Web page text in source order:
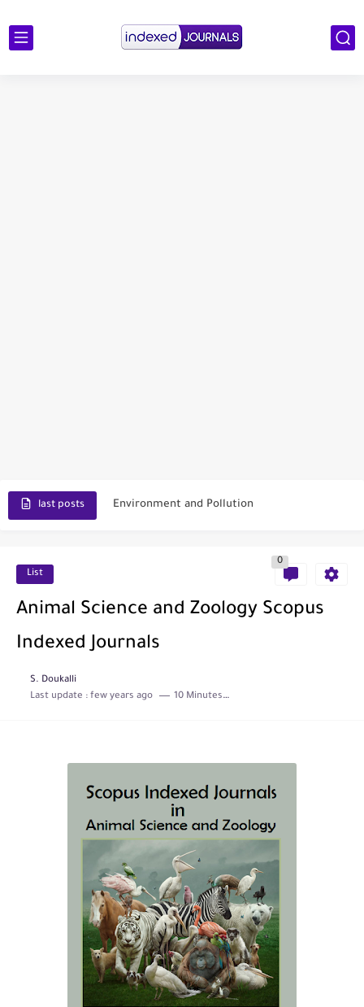
last posts Environment and Pollution
Toxicology Reports
SCOPUS Vs. Web of Science
List
0
Animal Science and Zoology Scopus
Indexed Journals
S. Doukalli
Last update : few years ago 10 Minutes to read